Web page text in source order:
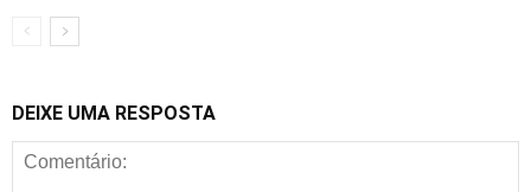
DEIXE UMA RESPOSTA